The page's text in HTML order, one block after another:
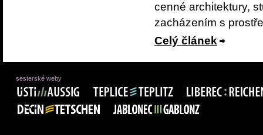
cenné architektury,
zacházením s
Celý článek
sesterské weby